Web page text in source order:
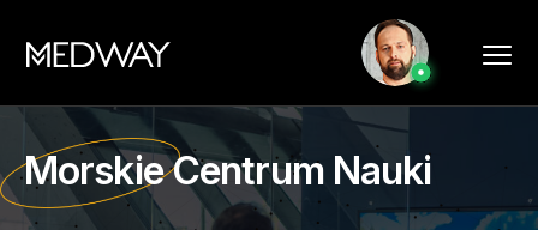
Morskie Centrum Nauki